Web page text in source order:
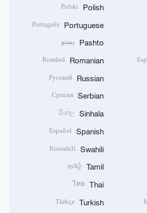
Polish
Polski
Portuguese
Português
Pashto پښتو
Romanian
Română
Russian
Русский
Serbian
Српски
Sinhala
සිංහල
Spanish
Español
Swahili
Kiswahili
Tamil
தமிழ்
Thai
ไทย
Turkish
Türkçe